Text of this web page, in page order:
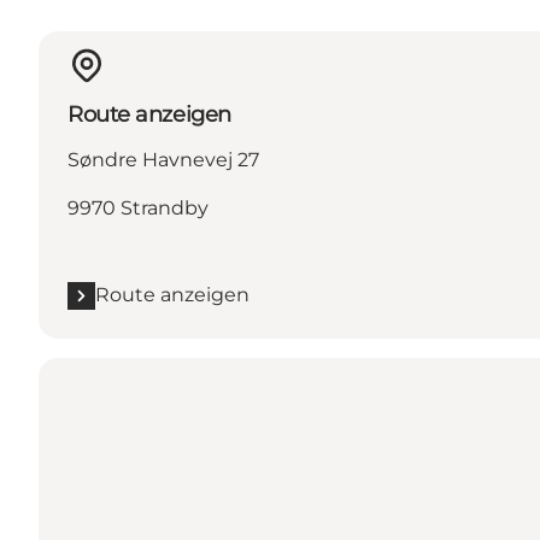
Route anzeigen
Søndre Havnevej 27
9970 Strandby
Route anzeigen